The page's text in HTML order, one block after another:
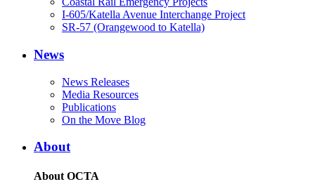
I-605/Katella Avenue Interchange Project
SR-57 (Orangewood to Katella)
News
News Releases
Media Resources
Publications
On the Move Blog
About
About OCTA